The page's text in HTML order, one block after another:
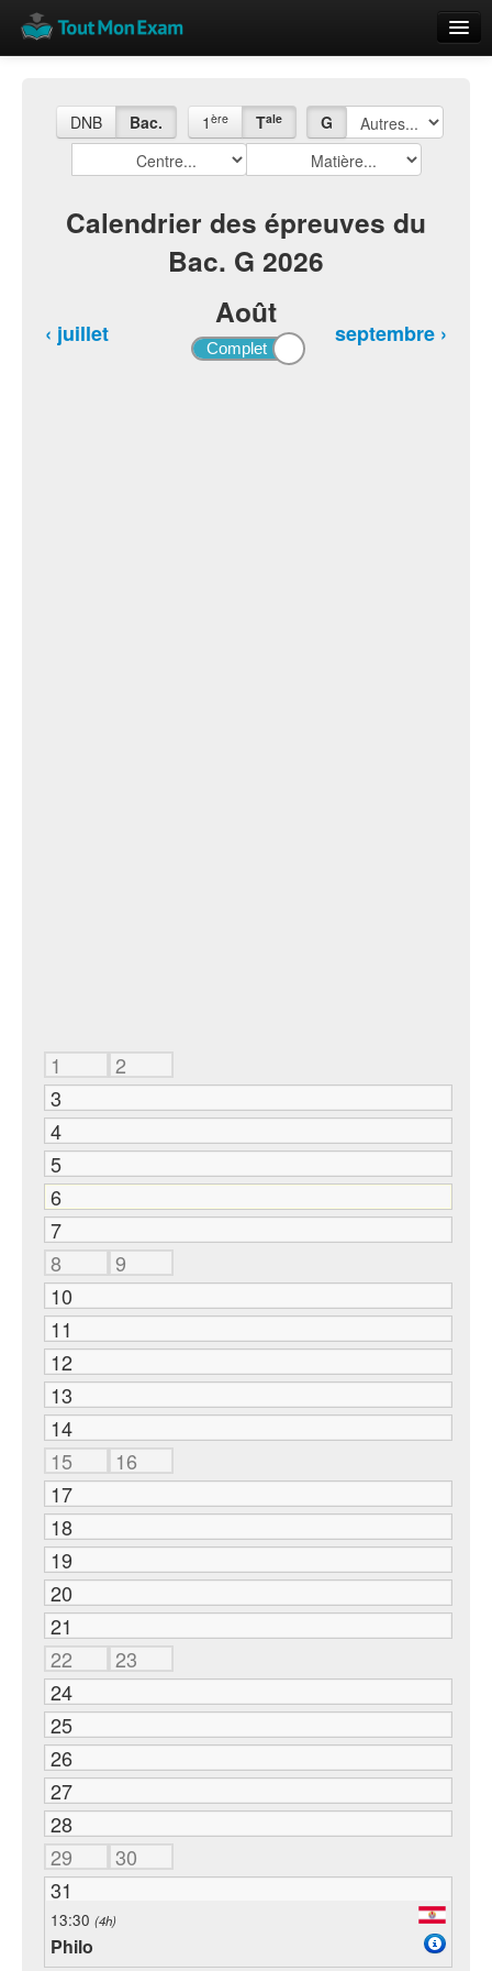
Vue globale
Rajouter
DNB Bac. 1 ère Tale G
Calendrier des épreuves du
Bac. G 2026
Août
‹ juillet septembre ›
1
2
3
4
5
6
7
8
9
10
11
12
13
14
15
16
17
18
19
20
21
22
23
24
25
26
27
28
29
30
31
13:30 (4h)
Philo